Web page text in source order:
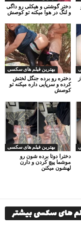
دختر گوشتی و هیکلی رو داگی
و لنگ در هوا میکنه تو کوصش
بهترین فیلم های سکسی
دختره رو برده جنگل لختش
کرده و سرپایی داره میکنه تو
کوصش
بهترین فیلم های سکسی
دخترا دوتا برده شون رو
موشما پیچ کردن و دارن
لهشون میکنن
های سکسی بیشتر